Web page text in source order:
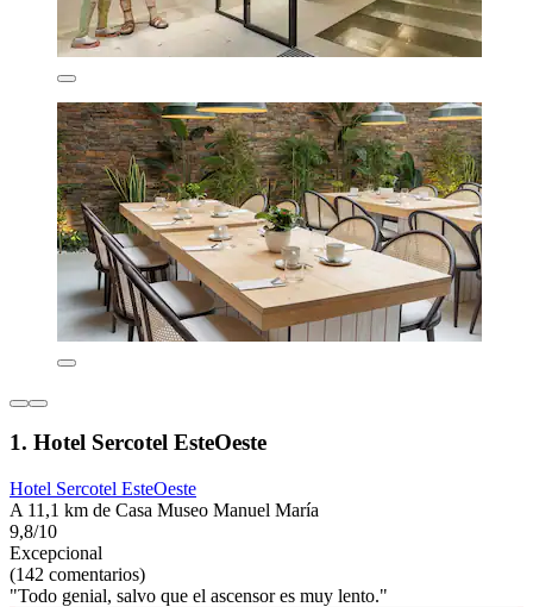
1. Hotel Sercotel EsteOeste
Hotel Sercotel EsteOeste
A 11,1 km de Casa Museo Manuel María
9,8/10
Excepcional
(142 comentarios)
"Todo genial, salvo que el ascensor es muy lento."